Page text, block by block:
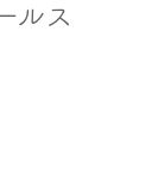
ルス